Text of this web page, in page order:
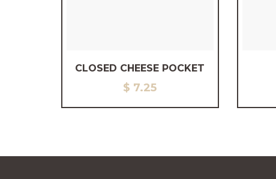
CLOSED CHEESE POCKET
$ 7.25